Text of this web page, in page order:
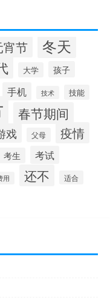
宵节 冬天
大学 孩子
手机 技术 技能
春节期间
戏 父母 疫情
考生 考试
用 还不 适合